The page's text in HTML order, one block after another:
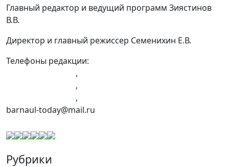
Главный редактор и ведущий программ Зиястинов
В.В.
Директор и главный режиссер Семенихин Е.В.
Телефоны редакции:
,
,
,
barnaul-today@mail.ru
Рубрики